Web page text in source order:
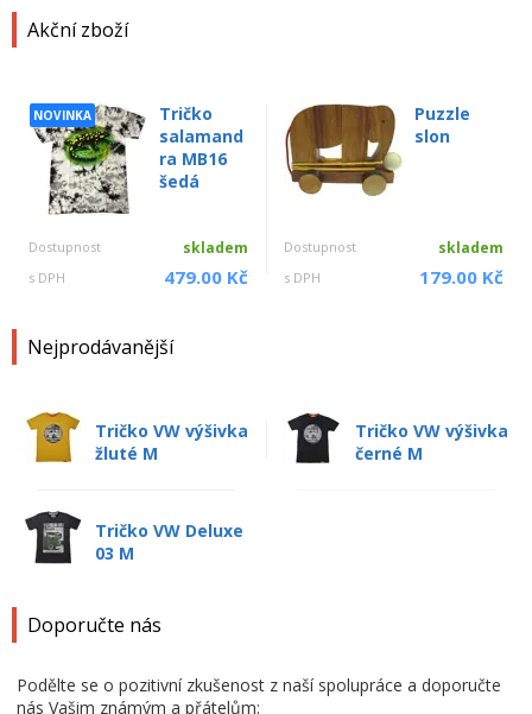
Akční zboží
NOVINKA
Tričko
salamand
ra MB16
šedá
Dostupnost skladem
s DPH 479.00 Kč
Puzzle
slon
Dostupnost skladem
s DPH 179.00 Kč
Nejprodávanější
Tričko VW výšivka
žluté M
Tričko VW výšivka
černé M
Tričko VW Deluxe
03 M
Doporučte nás
Podělte se o pozitivní zkušenost z naší spolupráce a doporučte
nás Vašim známým a přátelům: